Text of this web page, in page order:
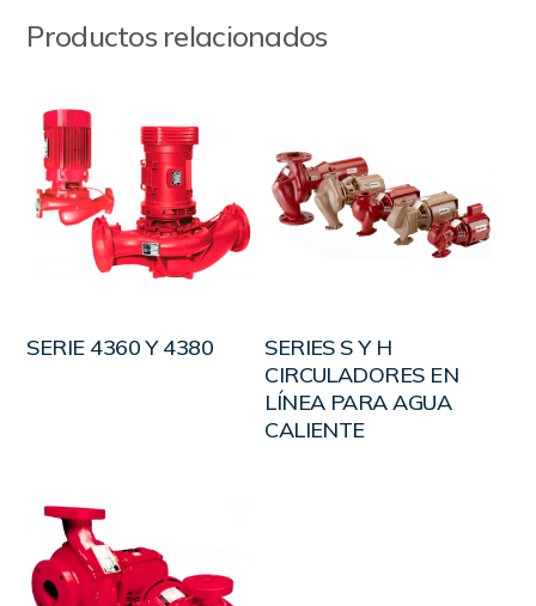
Productos relacionados
SERIE 4360 Y 4380
SERIES S Y H
CIRCULADORES EN
LÍNEA PARA AGUA
CALIENTE